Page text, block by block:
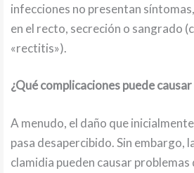
infecciones no presentan
en el recto, secreción o sangrado
«rectitis»).
¿Qué complicaciones puede
A menudo, el daño que
pasa desapercibido. Sin embargo,
clamidia pueden causar problemas